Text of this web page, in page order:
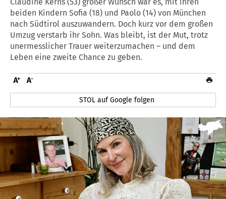
beiden Kindern Sofia (18) und Paolo (14) von München
nach Südtirol auszuwandern. Doch kurz vor dem großen
Umzug verstarb ihr Sohn. Was bleibt, ist der Mut, trotz
unermesslicher Trauer weiterzumachen – und dem
Leben eine zweite Chance zu geben.
STOL auf Google folgen